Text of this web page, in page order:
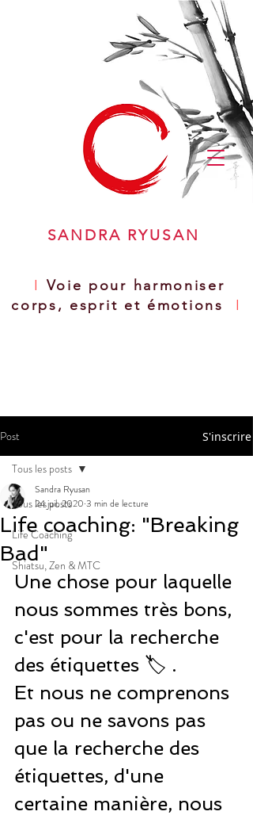
SANDRA RYUSAN
I Voie pour harmoniser
corps, esprit et émotions
I
Post S'inscrire
Tous les posts
Life Coaching
Shiatsu, Zen & MTC
Tous les posts
Life coaching: "Breaking
Bad"
Sandra Ryusan
24 juil. 2020 3 min de lecture
Une chose pour laquelle
nous sommes très bons,
c'est pour la recherche
des étiquettes 🏷 .
Et nous ne comprenons
pas ou ne savons pas
que la recherche des
étiquettes, d'une
certaine manière, nous